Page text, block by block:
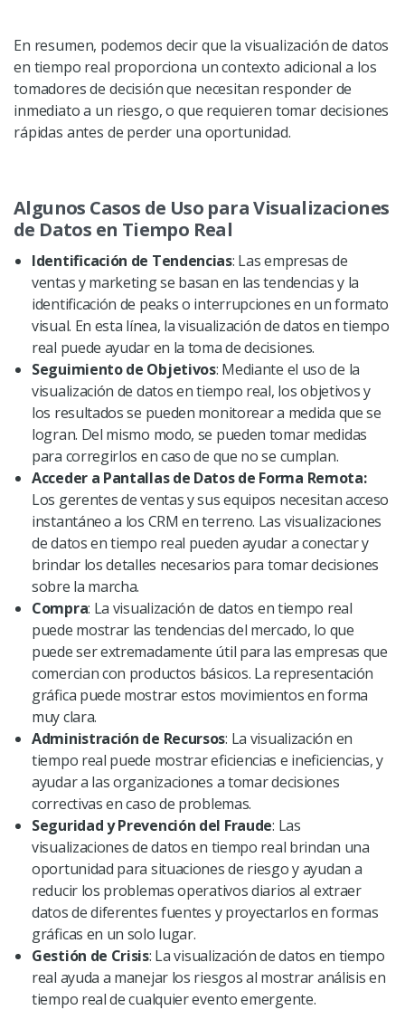
En resumen, podemos decir que la visualización de datos
en tiempo real proporciona un contexto adicional a los
tomadores de decisión que necesitan responder de
inmediato a un riesgo, o que requieren tomar decisiones
rápidas antes de perder una oportunidad.
Algunos Casos de Uso para Visualizaciones
de Datos en Tiempo Real
Identificación de Tendencias: Las empresas de
ventas y marketing se basan en las tendencias y la
identificación de peaks o interrupciones en un formato
visual. En esta línea, la visualización de datos en tiempo
real puede ayudar en la toma de decisiones.
Seguimiento de Objetivos: Mediante el uso de la
visualización de datos en tiempo real, los objetivos y
los resultados se pueden monitorear a medida que se
logran. Del mismo modo, se pueden tomar medidas
para corregirlos en caso de que no se cumplan.
Acceder a Pantallas de Datos de Forma Remota:
Los gerentes de ventas y sus equipos necesitan acceso
instantáneo a los CRM en terreno. Las visualizaciones
de datos en tiempo real pueden ayudar a conectar y
brindar los detalles necesarios para tomar decisiones
sobre la marcha.
Compra: La visualización de datos en tiempo real
puede mostrar las tendencias del mercado, lo que
puede ser extremadamente útil para las empresas que
comercian con productos básicos. La representación
gráfica puede mostrar estos movimientos en forma
muy clara.
Administración de Recursos: La visualización en
tiempo real puede mostrar eficiencias e ineficiencias, y
ayudar a las organizaciones a tomar decisiones
correctivas en caso de problemas.
Seguridad y Prevención del Fraude: Las
visualizaciones de datos en tiempo real brindan una
oportunidad para situaciones de riesgo y ayudan a
reducir los problemas operativos diarios al extraer
datos de diferentes fuentes y proyectarlos en formas
gráficas en un solo lugar.
Gestión de Crisis: La visualización de datos en tiempo
real ayuda a manejar los riesgos al mostrar análisis en
tiempo real de cualquier evento emergente.